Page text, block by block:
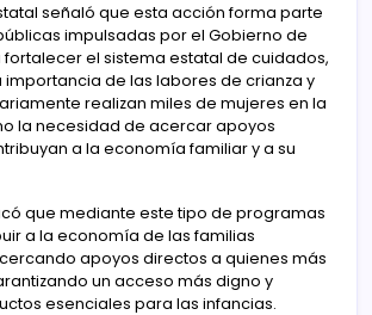
señaló que esta acción forma parte
impulsadas por el Gobierno de
el sistema estatal de cuidados,
de las labores de crianza y
realizan miles de mujeres en la
la necesidad de acercar apoyos
a la economía familiar y a su
que mediante este tipo de programas
a la economía de las familias
apoyos directos a quienes más
un acceso más digno y
esenciales para las infancias.